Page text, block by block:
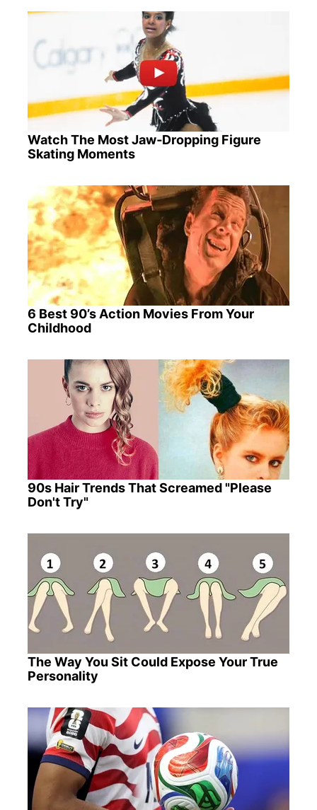
Watch The Most Jaw‑Dropping Figure
Skating Moments
6 Best 90’s Action Movies From Your
Childhood
90s Hair Trends That Screamed "Please
Don't Try"
The Way You Sit Could Expose Your True
Personality